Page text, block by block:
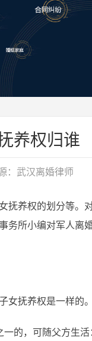
养权归谁
： 武汉离婚律师
养权的划分等。
务所小编对军人离
抚养权是一样的。
的，可随父方生活